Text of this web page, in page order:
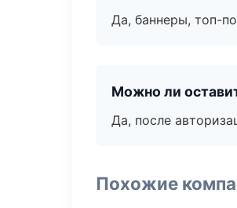
Да, баннеры, топ-
Можно ли
Да, после
Похожие